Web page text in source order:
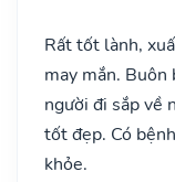
Rất tốt lành,
may mắn. Buôn
người đi sắp về
tốt đẹp. Có
khỏe.